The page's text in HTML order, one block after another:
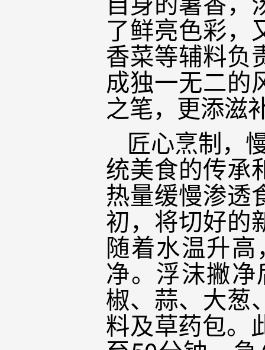
了鲜亮色彩，
香菜等辅料负
成独一无二的
之笔，更添滋
匠心烹制，
统美食的传承
热量缓慢渗透
初，将切好的
随着水温升
净。浮沫撇
椒、蒜、大葱
料及草药包。